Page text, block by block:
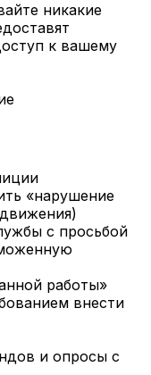
никакие
к вашему
«нарушение
с просьбой
работы»
внести
и опросы с